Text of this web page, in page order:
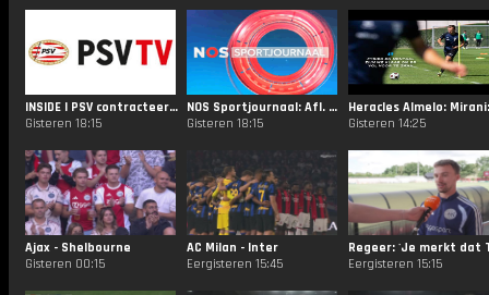
INSIDE | PSV contracteert Filip Kostić
Gisteren 18:15
NOS Sportjournaal: Afl. 125
Gisteren 18:15
Gisteren 14:25
Ajax - Shelbourne
Gisteren 00:15
AC Milan - Inter
Eergisteren 15:45
Eergisteren 15:15